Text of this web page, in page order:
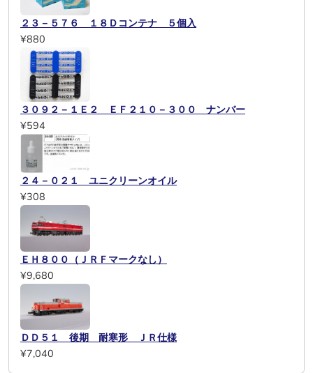
２３－５７６ １８Ｄコンテナ ５個入
¥880
３０９２－１Ｅ２ ＥＦ２１０－３００ ナンバー
¥594
２４－０２１ ユニクリーンオイル
¥308
ＥＨ８００（ＪＲＦマークなし）
¥9,680
ＤＤ５１ 後期 耐寒形 ＪＲ仕様
¥7,040